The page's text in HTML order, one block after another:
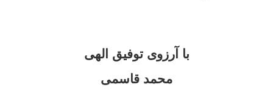
با آرزوی توفیق الهی
محمد قاسمی